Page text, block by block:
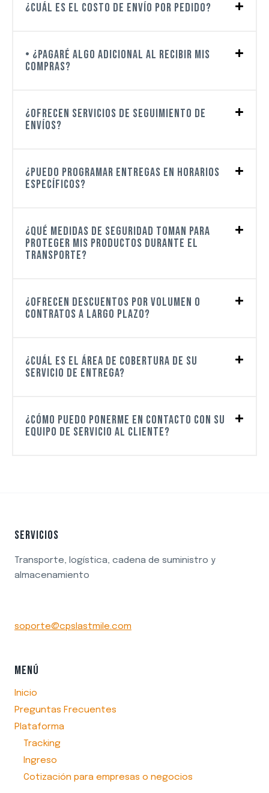
¿Cuál es el costo de envío por pedido?
• ¿Pagaré algo adicional al recibir mis
compras?
¿Ofrecen servicios de seguimiento de
envíos?
¿Puedo programar entregas en horarios
específicos?
¿Qué medidas de seguridad toman para
proteger mis productos durante el
transporte?
¿Ofrecen descuentos por volumen o
contratos a largo plazo?
¿Cuál es el área de cobertura de su
servicio de entrega?
¿Cómo puedo ponerme en contacto con su
equipo de servicio al cliente?
SERVICIOS
Transporte, logística, cadena de suministro y
almacenamiento
soporte@cpslastmile.com
MENÚ
Inicio
Preguntas Frecuentes
Plataforma
Tracking
Ingreso
Cotización para empresas o negocios